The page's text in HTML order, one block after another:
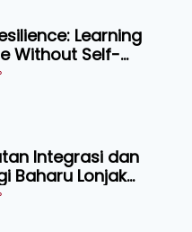
Learning
Without Self-
Integrasi dan
Baharu Lonjak
Ternakan